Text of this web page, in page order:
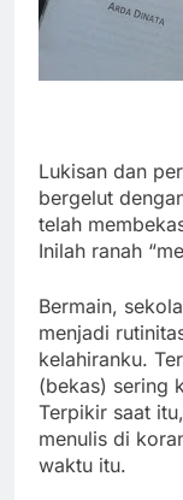
Lukisan dan
bergelut
telah
Inilah ranah
Bermain,
menjadi
kelahiranku.
(bekas) sering
Terpikir saat
menulis di
waktu itu.